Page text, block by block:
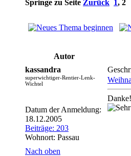
Springe zu Seite Zurück 1, 2
Autor
kassandra
superwichtiger-Rentier-Lenk-
Wichtel
Datum der Anmeldung:
18.12.2005
Beiträge: 203
Wohnort: Passau
Nach oben